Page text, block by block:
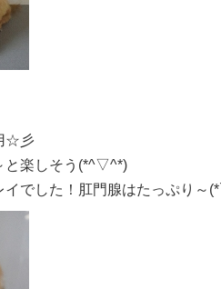
☆彡
と楽しそう(*^▽^*)
でした！肛門腺はたっぷり～